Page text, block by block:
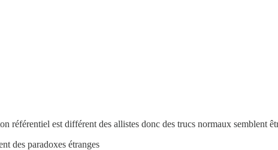
référentiel est différent des allistes donc des trucs normaux semblent
des paradoxes étranges